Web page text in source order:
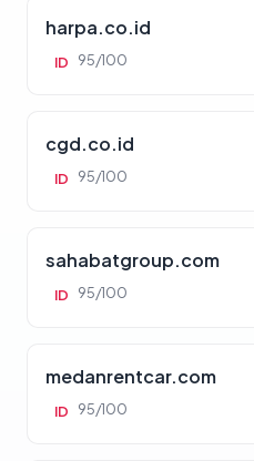
harpa.co.id
ID 95/100
cgd.co.id
ID 95/100
sahabatgroup.com
ID 95/100
medanrentcar.com
ID 95/100